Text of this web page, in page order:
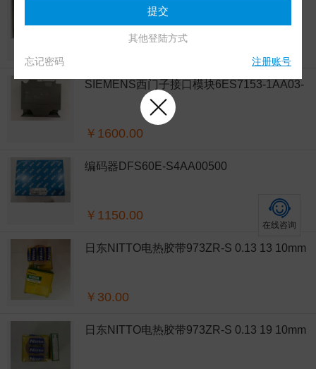
SIEMENS西门子接口模块6ES7153-1AA03-
￥1600.00
编码器DFS60E-S4AA00500
￥1150.00
日东NITTO电热胶带973ZR-S 0.13 13 10mm
￥30.00
日东NITTO电热胶带973ZR-S 0.13 19 10mm
其他登陆方式
注册账号
忘记密码
在线咨询